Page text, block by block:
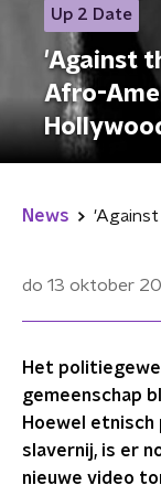
Up 2 Date
'Against
Afro-
News
do 13 oktober
Het
gemeenschap
Hoewel
slavernij, is er
nieuwe video